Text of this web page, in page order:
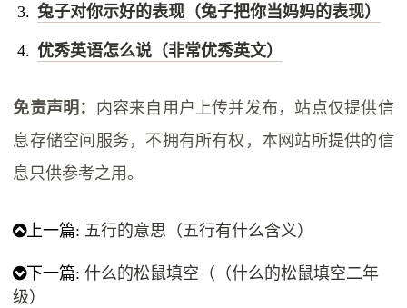
兔子对你示好的表现（兔子把你当妈妈的表现）
优秀英语怎么说（非常优秀英文）
免责声明： 内容来自用户上传并发布，站点仅提供信
息存储空间服务，不拥有所有权，本网站所提供的信
息只供参考之用。
上一篇: 五行的意思（五行有什么含义）
下一篇:什么的松鼠填空（（什么的松鼠填空二年
级）